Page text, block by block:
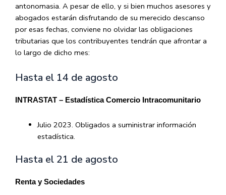
antonomasia. A pesar de ello, y si bien muchos asesores y
abogados estarán disfrutando de su merecido descanso
por esas fechas, conviene no olvidar las obligaciones
tributarias que los contribuyentes tendrán que afrontar a
lo largo de dicho mes:
Hasta el 14 de agosto
INTRASTAT – Estadística Comercio Intracomunitario
Julio 2023. Obligados a suministrar información
estadística.
Hasta el 21 de agosto
Renta y Sociedades